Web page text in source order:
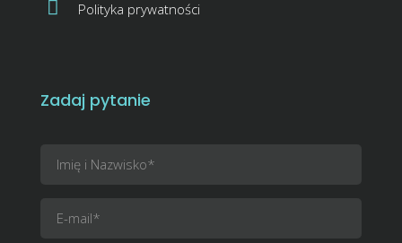
Polityka prywatności
Zadaj pytanie